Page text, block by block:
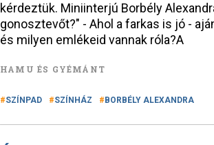
kérdeztük. Miniinterjú Borbély
gonosztevőt?" - Ahol a farkas is jó -
és milyen emlékeid vannak róla?A
HAMU ÉS GYÉMÁNT
SZÍNPAD SZÍNHÁZ BORBÉLY ALEXANDRA